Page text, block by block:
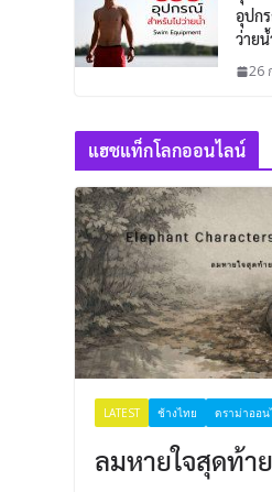
อุปก
ว่าย
26
แฮชแท็กโลกออนไลน์
LATEST ช้างไทย ดราม่าออน
ลมหายใจสุดท้า